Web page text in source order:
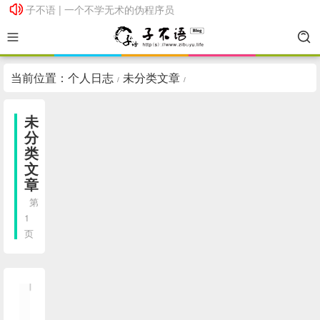
子不语 | 一个不学无术的伪程序员
子不语 | 一个不学无术的伪程序员
当前位置： 个人日志 / 未分类文章 /
未
分
类
文
章
第
1
页